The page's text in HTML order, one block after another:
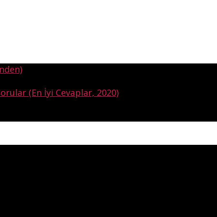
(En İyi Cevaplar, 2020)